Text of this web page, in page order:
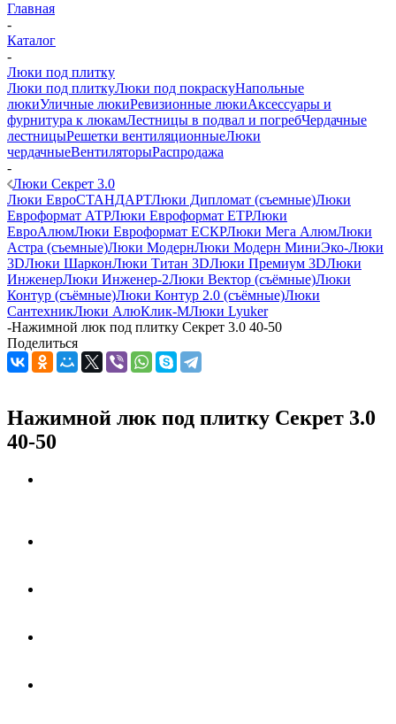
Главная
-
Каталог
-
Люки под плитку
Люки под плиткуЛюки под покраскуНапольные
люкиУличные люкиРевизионные люкиАксессуары и
фурнитура к люкамЛестницы в подвал и погребЧердачные
лестницыРешетки вентиляционныеЛюки
чердачныеВентиляторыРаспродажа
-
Люки Секрет 3.0
Люки ЕвроСТАНДАРТЛюки Дипломат (съемные)Люки
Евроформат АТРЛюки Евроформат ЕТРЛюки
ЕвроАлюмЛюки Евроформат ЕСКРЛюки Мега АлюмЛюки
Астра (съемные)Люки МодернЛюки Модерн МиниЭко-Люки
3DЛюки ШарконЛюки Титан 3DЛюки Премиум 3DЛюки
ИнженерЛюки Инженер-2Люки Вектор (съёмные)Люки
Контур (съёмные)Люки Контур 2.0 (съёмные)Люки
СантехникЛюки АлюКлик-МЛюки Lyuker
-Нажимной люк под плитку Секрет 3.0 40-50
Поделиться
Нажимной люк под плитку Секрет 3.0
40-50